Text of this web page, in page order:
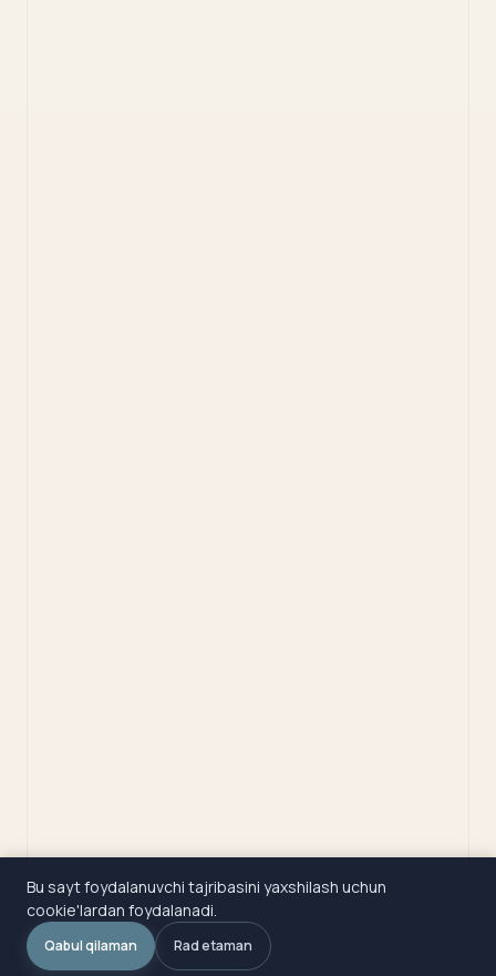
Bu sayt foydalanuvchi tajribasini yaxshilash uchun
cookie'lardan foydalanadi.
Qabul qilaman Rad etaman